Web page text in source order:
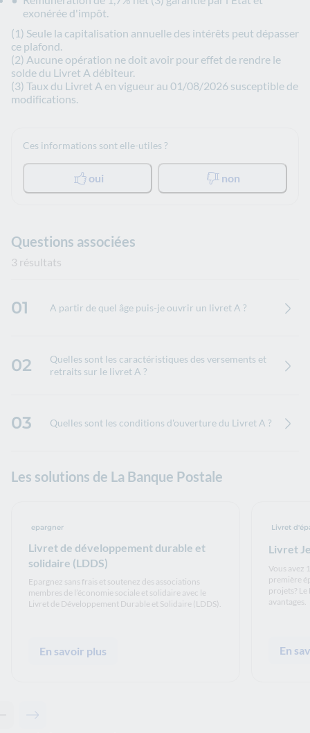
exonérée d'impôt.
(1) Seule la capitalisation annuelle des intérêts peut dépasser
ce plafond.
(2) Aucune opération ne doit avoir pour effet de rendre le
solde du Livret A débiteur.
(3) Taux du Livret A en vigueur au 01/08/2026 susceptible de
modifications.
Ces informations sont elle-utiles ?
oui non
Questions associées
3 résultats
01 A partir de quel âge puis-je ouvrir un livret A ?
02
Quelles sont les caractéristiques des versements et
retraits sur le livret A ?
03 Quelles sont les conditions d'ouverture du Livret A ?
Les solutions de La Banque Postale
Livret de développement durable et
solidaire (LDDS)
epargner
Epargnez sans frais et soutenez des associations
membres de l’économie sociale et solidaire avec le
Livret de Développement Durable et Solidaire (LDDS).
En savoir plus
Livret
Livret
Vous avez
première
projets?
avantages.
En
Contenu précédent - Les solutions de La Banque Postale
Contenu suivant - Les solutions de La Banque Postale